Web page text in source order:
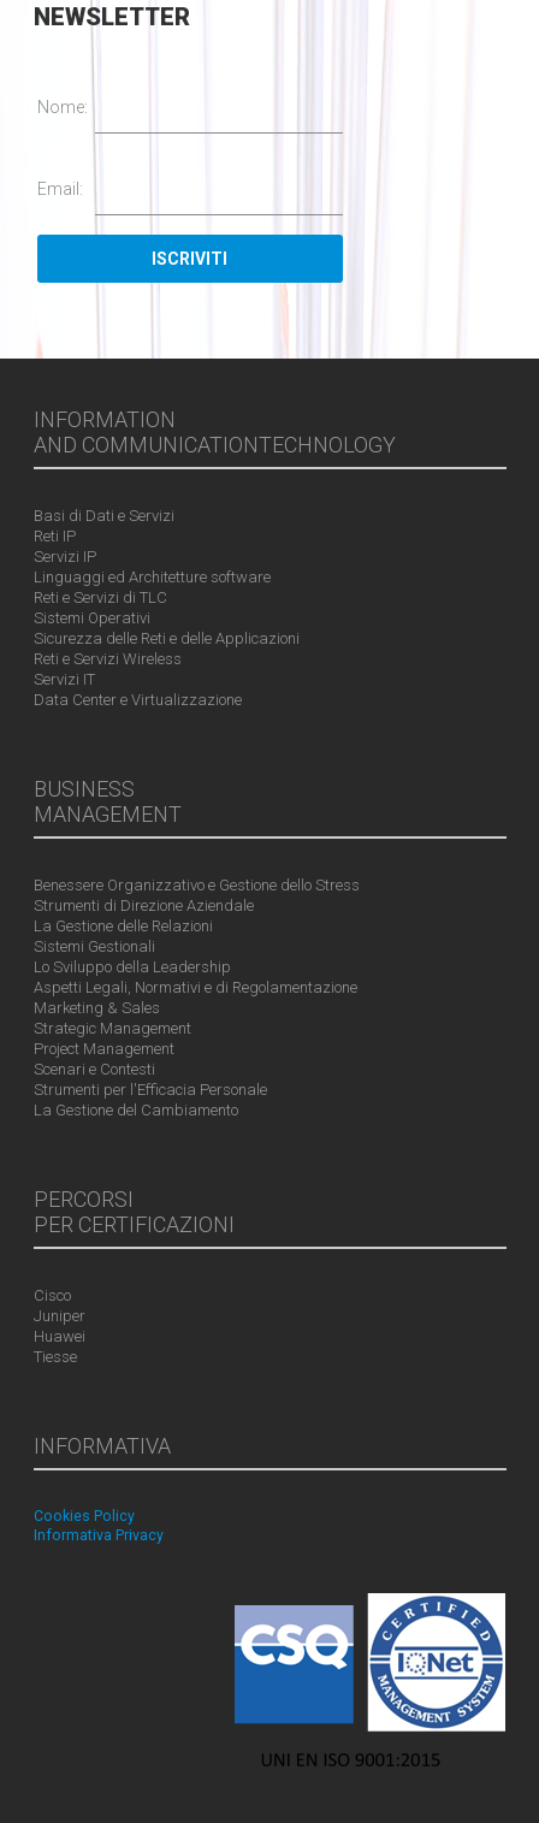
NEWSLETTER
Nome:
Email:
INFORMATION
AND COMMUNICATIONTECHNOLOGY
Basi di Dati e Servizi
Reti IP
Servizi IP
Linguaggi ed Architetture software
Reti e Servizi di TLC
Sistemi Operativi
Sicurezza delle Reti e delle Applicazioni
Reti e Servizi Wireless
Servizi IT
Data Center e Virtualizzazione
BUSINESS
MANAGEMENT
Benessere Organizzativo e Gestione dello Stress
Strumenti di Direzione Aziendale
La Gestione delle Relazioni
Sistemi Gestionali
Lo Sviluppo della Leadership
Aspetti Legali, Normativi e di Regolamentazione
Marketing & Sales
Strategic Management
Project Management
Scenari e Contesti
Strumenti per l'Efficacia Personale
La Gestione del Cambiamento
PERCORSI
PER CERTIFICAZIONI
Cisco
Juniper
Huawei
Tiesse
INFORMATIVA
Cookies Policy
Informativa Privacy